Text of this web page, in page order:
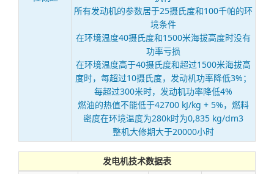
所有发动机的参数居于25摄氏度和100千帕的环
境条件
在环境温度40摄氏度和1500米海拔高度时没有
功率亏损
在环境温度高于40摄氏度和超过1500米海拔高
度时，每超过10摄氏度，发动机功率降低3%；
每超过300米时，发动机功率降低4%
燃油的热值不能低于42700 kJ/kg + 5%，燃料
密度在环境温度为280k时为0,835 kg/dm3
整机大修期大于20000小时
发电机技术数据表